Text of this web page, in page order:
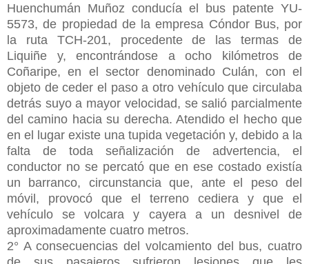
Huenchumán Muñoz conducía el bus patente YU-
5573, de propiedad de la empresa Cóndor Bus, por
la ruta TCH-201, procedente de las termas de
Liquiñe y, encontrándose a ocho kilómetros de
Coñaripe, en el sector denominado Culán, con el
objeto de ceder el paso a otro vehículo que circulaba
detrás suyo a mayor velocidad, se salió parcialmente
del camino hacia su derecha. Atendido el hecho que
en el lugar existe una tupida vegetación y, debido a la
falta de toda señalización de advertencia, el
conductor no se percató que en ese costado existía
un barranco, circunstancia que, ante el peso del
móvil, provocó que el terreno cediera y que el
vehículo se volcara y cayera a un desnivel de
aproximadamente cuatro metros.
2° A consecuencias del volcamiento del bus, cuatro